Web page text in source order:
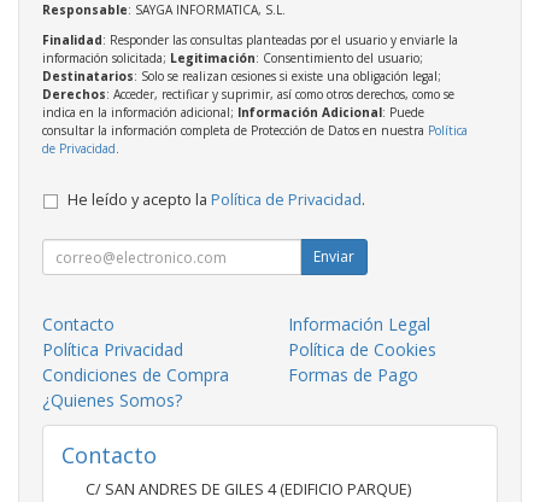
Responsable: SAYGA INFORMATICA, S.L.
Finalidad: Responder las consultas planteadas por el usuario y enviarle la
información solicitada; Legitimación: Consentimiento del usuario;
Destinatarios: Solo se realizan cesiones si existe una obligación legal;
Derechos: Acceder, rectificar y suprimir, así como otros derechos, como se
indica en la información adicional; Información Adicional: Puede
consultar la información completa de Protección de Datos en nuestra Política
de Privacidad.
He leído y acepto la Política de Privacidad.
Enviar
Contacto
Información Legal
Política Privacidad
Política de Cookies
Condiciones de Compra
Formas de Pago
¿Quienes Somos?
Contacto
C/ SAN ANDRES DE GILES 4 (EDIFICIO PARQUE)